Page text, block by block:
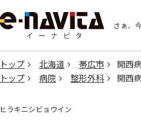
さぁ、
トップ 北海道 帯広市
開西
トップ
病院 整形外科 開西
ヒラキニシビョウイン